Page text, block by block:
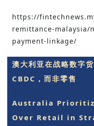
https://
remittance-malaysia/
payment-linkage/
澳大利亚在战略数字
CBDC，而非零售
Australia
Over Retail in